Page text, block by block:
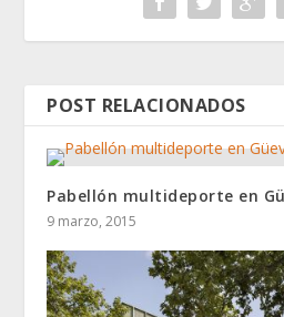
POST RELACIONADOS
Pabellón multideporte en
9 marzo, 2015